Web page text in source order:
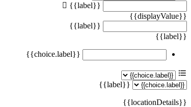
{{label}}
{{displayValue}}
{{label}}
{{label}}
{{choice.label}}
{{label}}
{{locationDetails}}